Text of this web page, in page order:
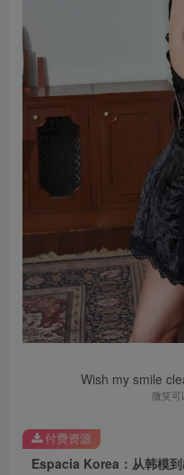
Wish my smile
微笑可
付费资源